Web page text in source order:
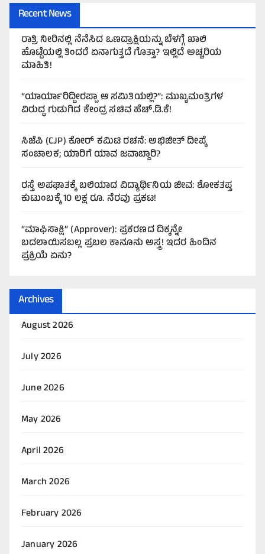
Recent News
ರಾತ್ರಿ ನೀರಿನಲ್ಲಿ ನೆನೆಸಿದ ಒಣದ್ರಾಕ್ಷಿಯನ್ನು ಬೆಳಗ್ಗೆ ಖಾಲಿ
ಹೊಟ್ಟೆಯಲ್ಲಿ ತಿಂದರೆ ಏನಾಗುತ್ತದೆ ಗೊತ್ತಾ? ಇಲ್ಲಿದೆ ಅಚ್ಚರಿಯ
ಮಾಹಿತಿ!
“ಯಾರ್ಯಾರಿದ್ದೀರಪ್ಪಾ ಆ ಸಮಿತಿಯಲ್ಲಿ?”: ಮುಖ್ಯಮಂತ್ರಿಗಳ
ವಿರುದ್ಧ ಗುಡುಗಿದ ಕೇಂದ್ರ ಸಚಿವ ಹೆಚ್.ಡಿ.ಕೆ!
ಸಿಜೆಪಿ (CJP) ಕೋರ್ ಕಮಿಟಿ ರಚನೆ: ಅಭಿಜೀತ್ ದೀಪ್ಕೆ
ಸಂಚಾಲಕ; ಯಾರಿಗೆ ಯಾವ ಜವಾಬ್ದಾರಿ?
ರಸ್ತೆ ಅಪಘಾತಕ್ಕೆ ಬಲಿಯಾದ ವಿದ್ಯಾರ್ಥಿನಿಯ ಜೀವ: ಶೋಕತಪ್ತ
ಕುಟುಂಬಕ್ಕೆ 10 ಲಕ್ಷ ರೂ. ನೆರವು ಪ್ರಕಟ!
“ಮಾಫಿಸಾಕ್ಷಿ” (Approver): ಪ್ರಕರಣದ ದಿಕ್ಕನ್ನೇ
ಬದಲಾಯಿಸಬಲ್ಲ ಪ್ರಬಲ ಕಾನೂನು ಅಸ್ತ್ರ! ಇದರ ಹಿಂದಿನ
ಪ್ರಕ್ರಿಯೆ ಏನು?
Archives
August 2026
July 2026
June 2026
May 2026
April 2026
March 2026
February 2026
January 2026